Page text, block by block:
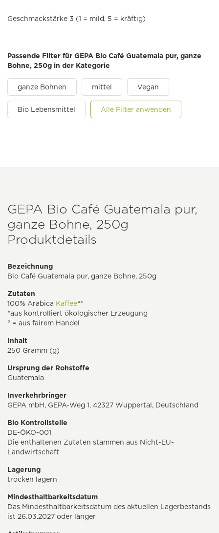
Geschmackstärke 3 (1 = mild, 5 = kräftig)
Passende Filter für GEPA Bio Café Guatemala pur, ganze
Bohne, 250g in der Kategorie
ganze Bohnen mittel Vegan
Bio Lebensmittel Alle Filter anwenden
GEPA Bio Café Guatemala pur,
ganze Bohne, 250g
Produktdetails
Bezeichnung
Bio Café Guatemala pur, ganze Bohne, 250g
Zutaten
100% Arabica Kaffee°*
*aus kontrolliert ökologischer Erzeugung
° = aus fairem Handel
Inhalt
250 Gramm (g)
Ursprung der Rohstoffe
Guatemala
Inverkehrbringer
GEPA mbH, GEPA-Weg 1, 42327 Wuppertal, Deutschland
Bio Kontrollstelle
DE-ÖKO-001
Die enthaltenen Zutaten stammen aus Nicht-EU-
Landwirtschaft
Lagerung
trocken lagern
Mindesthaltbarkeitsdatum
Das Mindesthaltbarkeitsdatum des aktuellen Lagerbestands
ist 26.03.2027 oder länger